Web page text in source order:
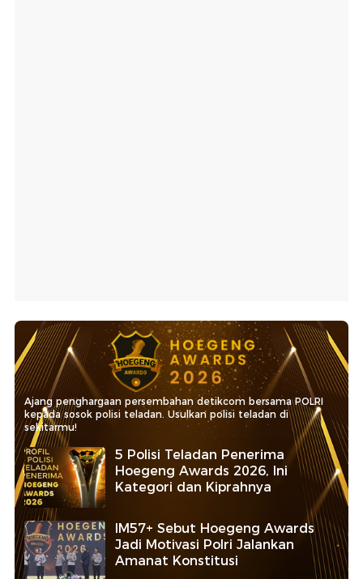
Ajang penghargaan persembahan detikcom bersama POLRI
kepada sosok polisi teladan. Usulkan polisi teladan di
sekitarmu!
5 Polisi Teladan Penerima
Hoegeng Awards 2026, Ini
Kategori dan Kiprahnya
IM57+ Sebut Hoegeng Awards
Jadi Motivasi Polri Jalankan
Amanat Konstitusi